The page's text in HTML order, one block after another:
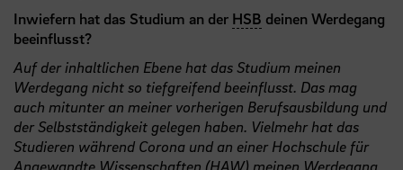
Inwiefern hat das Studium an der HSB deinen Werdegang
beeinflusst?
Auf der inhaltlichen Ebene hat das Studium meinen
Werdegang nicht so tiefgreifend beeinflusst. Das mag
auch mitunter an meiner vorherigen Berufsausbildung und
der Selbstständigkeit gelegen haben. Vielmehr hat das
Studieren während Corona und an einer Hochschule für
Angewandte Wissenschaften (HAW) meinen Werdegang